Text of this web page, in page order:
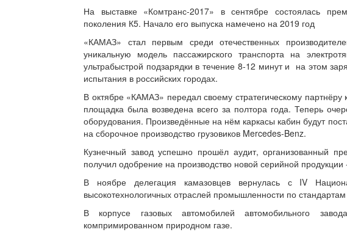
На выставке «Комтранс-2017» в сентябре состоялась
поколения К5. Начало его выпуска намечено на 2019 год
«КАМАЗ» стал первым среди отечественных
уникальную модель пассажирского транспорта на
ультрабыстрой подзарядки в течение 8-12 минут и на этом
испытания в российских городах.
В октябре «КАМАЗ» передал своему стратегическому партнёру
площадка была возведена всего за полтора года. Теперь
оборудования. Произведённые на нём каркасы кабин будут
на сборочное производство грузовиков Mercedes-Benz.
Кузнечный завод успешно прошёл аудит, организованный
получил одобрение на производство новой серийной
В ноябре делегация камазовцев вернулась с IV
высокотехнологичных отраслей промышленности по
В корпусе газовых автомобилей автомобильного
компримированном природном газе.